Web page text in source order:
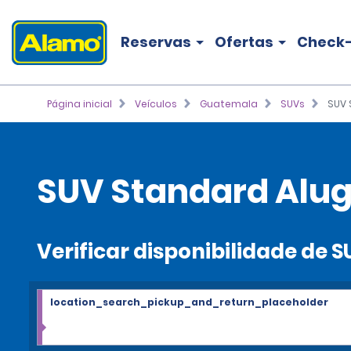
Reservas Ofertas
Página inicial Veículos Guatemala SUVs
SUV Standard
Verificar disponibilidade de
location_search_pickup_and_return_placeholder